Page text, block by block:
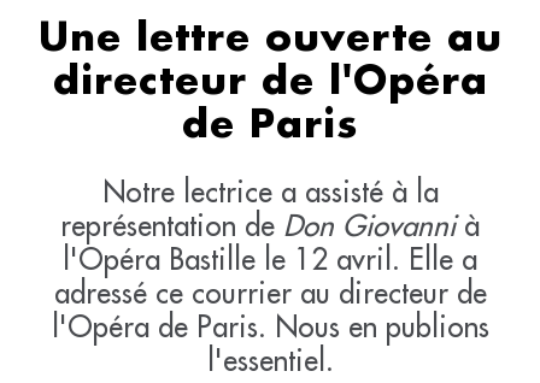
Une lettre ouverte au
directeur de l'Opéra
de Paris
Notre lectrice a assisté à la
représentation de Don Giovannià
l'Opéra Bastille le 12 avril. Elle a
adressé ce courrier au directeur de
l'Opéra de Paris. Nous en publions
l'essentiel.